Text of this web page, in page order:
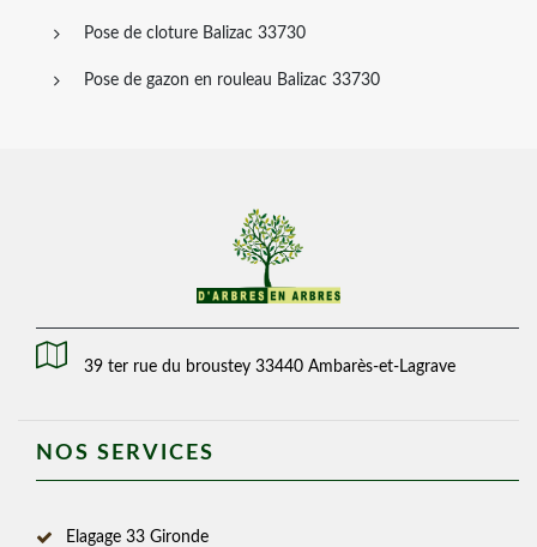
Pose de cloture Balizac 33730
Pose de gazon en rouleau Balizac 33730
39 ter rue du broustey 33440 Ambarès-et-Lagrave
NOS SERVICES
Elagage 33 Gironde